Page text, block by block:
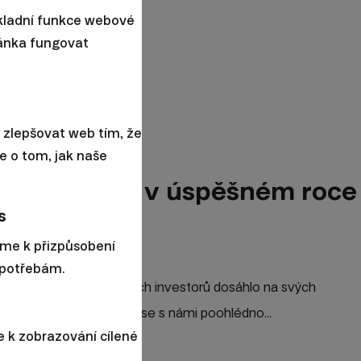
portfolií v úspěšném roce
Mnoho inteligentních investorů dosáhlo na svých
zhodnocení. Pojďte se s námi poohlédno...
funkce webové
fungovat
web tím, že
o tom, jak naše
k přizpůsobení
k zobrazování cílené